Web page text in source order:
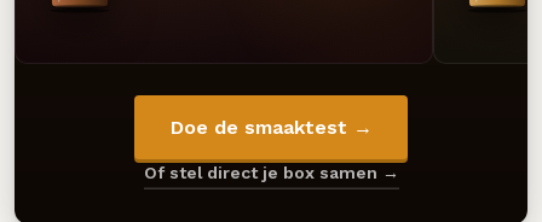
Doe de smaaktest →
Of stel direct je box samen →